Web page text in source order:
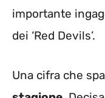
importante
dei ‘Red Devils’.
Una cifra che